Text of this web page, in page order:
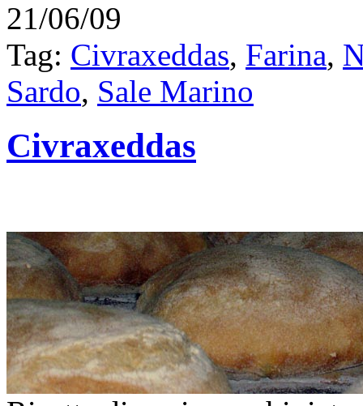
21/06/09
Tag: Civraxeddas, Farina,
Sardo, Sale Marino
Civraxeddas